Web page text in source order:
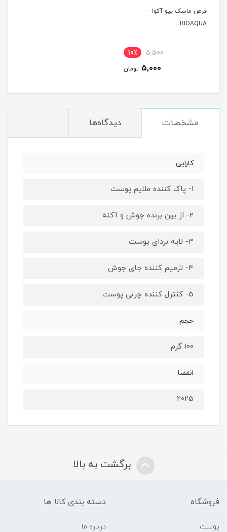
قرص ماسک بیو آکوا -
BIOAQUA
5,500 10٪
5,000 تومان
مشخصات دیدگاه‌ها
کارایی
1- پاک کننده ملایم پوست
2- از بین برنده جوش و آکنه
3- لایه بردای پوست
4- ترمیم کننده جای جوش
5- کنترل کننده چربی پوست
حجم
۱۰۰ گرم
انقضا
2025
برگشت به بالا
فروشگاه
پوست
دسته بندی کالا ها
درباره ما